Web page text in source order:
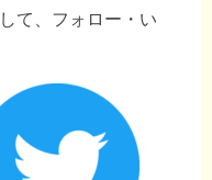
て、フォロー・い